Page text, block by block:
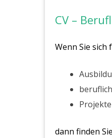
CV –
Wenn Sie
dann finden